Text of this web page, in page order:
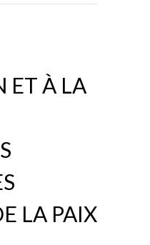
ET À LA
LA PAIX